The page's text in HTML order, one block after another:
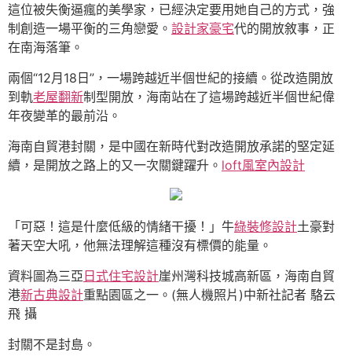
這位被失衡逼瘋的美學家，已經決定要用她自己的方式，強
制創造一場平衡的三角戀愛。 設計家豪宅代的開放敘事，正
在南海落筆。
兩個“12月18日”，一場跨越近半個世紀的接續。從改造開放
到軌老屋翻新制型開放，海南站在了這場跨越近半個世紀偉
年夜變革的最前沿。
海南自貿港封關，是中國在新時代對改造開放承諾的堅定延
續，是開放之路上的又一次關鍵躍升。 loft風室內設計
「可惡！這是什麼低級的情緒干擾！」牛綠裝修設計土豪對
著天空大吼，他無法理解這種沒有標價的能量。
資料圖為三亞日式住宅設計崖州灣科技城高新區，海南自貿
港新古典設計重點園區之一。(無人機照片)中新社記者 駱云
飛 攝
封關不是封島。